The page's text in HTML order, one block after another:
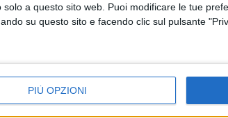
solo a questo sito web. Puoi modificare le tue
su questo sito e facendo clic sul pulsante
PIÙ OPZIONI